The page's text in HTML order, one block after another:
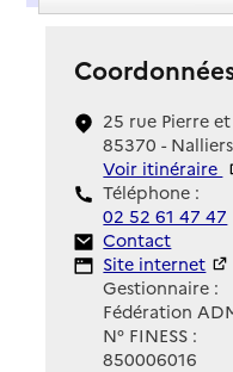
25 rue Pierre
85370 - Nalliers
Voir itinéraire
Téléphone :
02 52 61 47 47
Contact
Contact
Site Internet
Site internet
Gestionnaire :
Fédération
N° FINESS :
850006016